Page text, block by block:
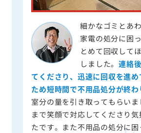
細かなゴミとあ
家電の処分に困
とめて回収して
しました。連絡
てくださり、迅速に回収を進
ため短時間で不用品処分が終わ
室分の量を引き取ってもらい
まで笑顔で対応してくださり
たです。また不用品の処分に